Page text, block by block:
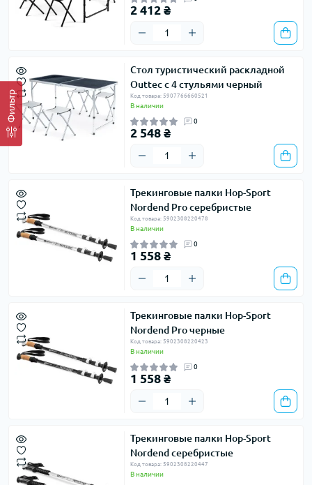
Фильтр
2 412 ₴
Стол туристический раскладной
Outtec с 4 стульями черный
Код товара: 5907766660521
В наличии
0
2 548 ₴
Трекинговые палки Hop-Sport
Nordend Pro серебристые
Код товара: 5902308220478
В наличии
0
1 558 ₴
Трекинговые палки Hop-Sport
Nordend Pro черные
Код товара: 5902308220423
В наличии
0
1 558 ₴
Трекинговые палки Hop-Sport
Nordend серебристые
Код товара: 5902308220447
В наличии